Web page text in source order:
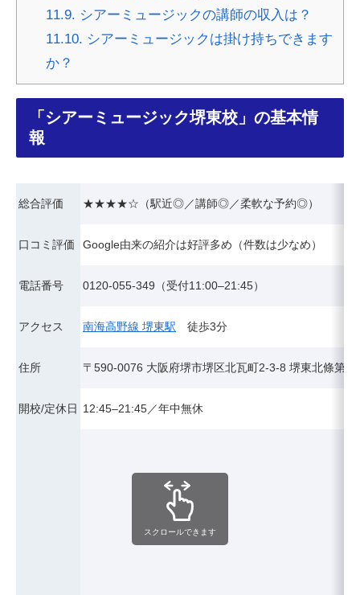
11.9. シアーミュージックの講師の収入は？
11.10. シアーミュージックは掛け持ちできます
か？
「シアーミュージック堺東校」の基本情
報
総合評価 ★★★★☆（駅近◎／講師◎／柔軟な予約◎）
口コミ評価 Google由来の紹介は好評多め（件数は少なめ）
電話番号 0120-055-349（受付11:00–21:45）
アクセス 南海高野線 堺東駅 徒歩3分
住所 〒590-0076 大阪府堺市堺区北瓦町2-3-8 堺東北條第2
開校/定休日 12:45–21:45／年中無休
スクロールできます